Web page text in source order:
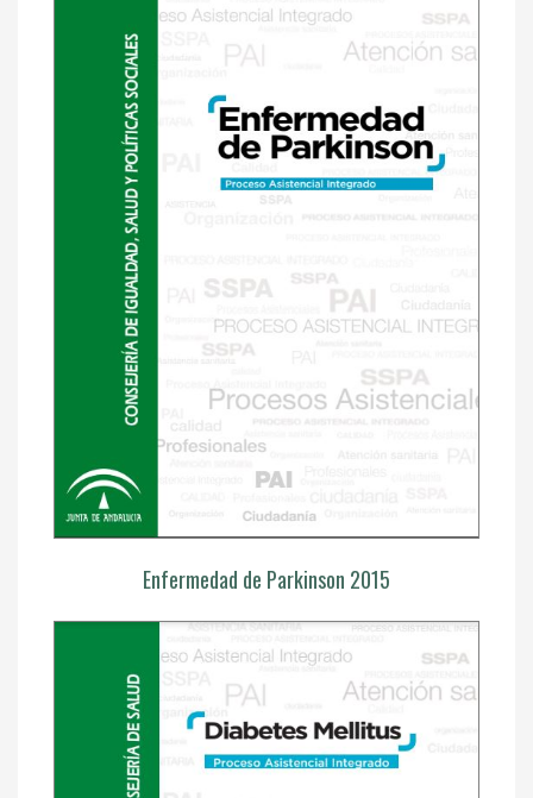
Enfermedad de Parkinson 2015